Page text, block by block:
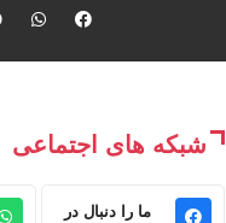
شبکه های اجتماعی
ما را دنبال در